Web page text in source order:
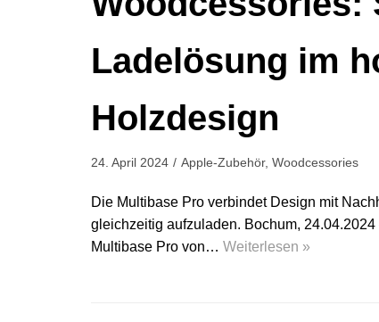
Ladelösung im
Holzdesign
24. April 2024 Apple-Zubehör, Woodcessories
Die Multibase Pro verbindet Design mit
gleichzeitig aufzuladen. Bochum,
Multibase Pro von… Weiterlesen »